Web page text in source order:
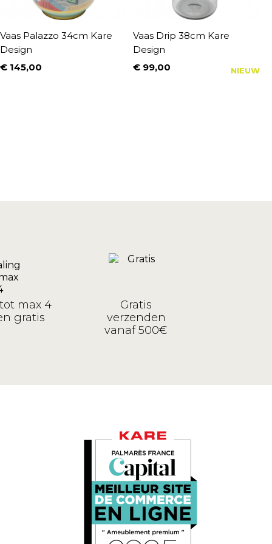
Vaas Palazzo 34cm Kare
Design
Prijs
€ 145,00
Vaas Drip 38cm Kare
Design
Prijs
€ 99,00 NIEUW
max 4
gratis
Gratis
verzenden
vanaf 500€